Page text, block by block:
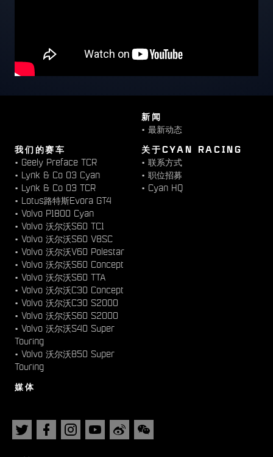
新闻
• 最新动态
我们的赛车
• Geely Preface TCR
• Lynk & Co 03 Cyan
• Lynk & Co 03 TCR
• Lotus路特斯Evora GT4
• Volvo P1800 Cyan
• Volvo 沃尔沃S60 TC1
• Volvo 沃尔沃S60 V8SC
• Volvo 沃尔沃V60 Polestar
• Volvo 沃尔沃S60 Concept
• Volvo 沃尔沃S60 TTA
• Volvo 沃尔沃C30 Concept
• Volvo 沃尔沃C30 S2000
• Volvo 沃尔沃S60 S2000
• Volvo 沃尔沃S40 Super
Touring
• Volvo 沃尔沃850 Super
Touring
关于CYAN RACING
• 联系方式
• 职位招募
• Cyan HQ
媒体